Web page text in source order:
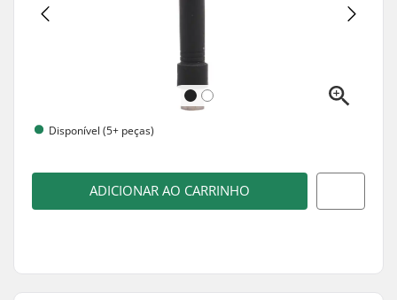
Disponível (5+ peças)
ADICIONAR AO CARRINHO